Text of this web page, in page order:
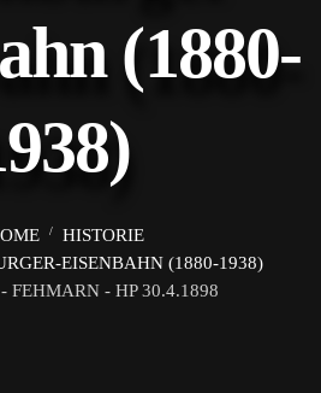
(1880-
HISTORIE
EISENBAHN (1880-1938)
FEHMARN - HP 30.4.1898